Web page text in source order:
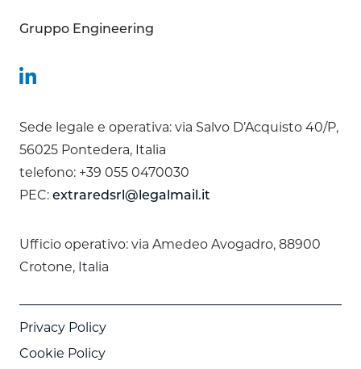
Gruppo Engineering
Sede legale e operativa: via Salvo D’Acquisto 40/P,
56025 Pontedera, Italia
telefono: +39 055 0470030
PEC: extraredsrl@legalmail.it
Ufficio operativo: via Amedeo Avogadro, 88900
Crotone, Italia
Privacy Policy
Cookie Policy